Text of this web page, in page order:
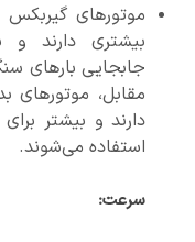
موتورهای
بیشتری دارند و
جابجایی بارهای
مقابل، موتورهای
دارند و بیشتر
استفاده می‌شوند.
سرعت: